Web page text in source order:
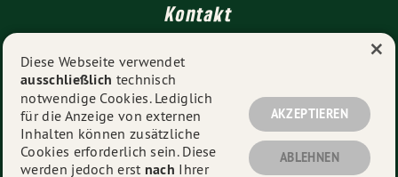
Kontakt
Impressum
Datenschutz
Diese Webseite verwendet
ausschließlich technisch
notwendige Cookies. Lediglich
für die Anzeige von externen
Inhalten können zusätzliche
Cookies erforderlich sein. Diese
werden jedoch erst nach Ihrer
AKZEPTIEREN
ABLEHNEN
×